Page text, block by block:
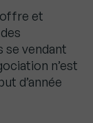
offre et
se vendant
n’est
d’année